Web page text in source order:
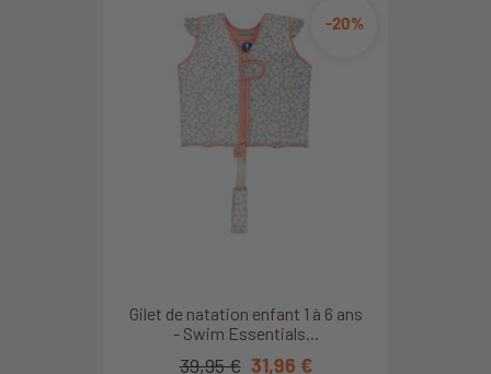
Gilet de natation enfant 1 à 6 ans
- Swim Essentials...
-20%
39,95 € 31,96 €